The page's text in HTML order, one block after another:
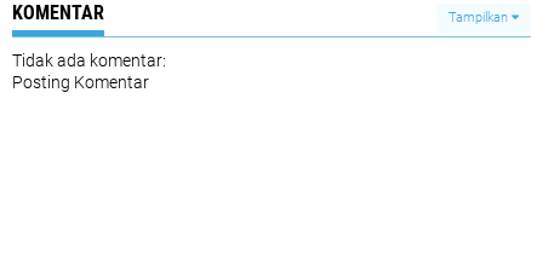
KOMENTAR Tampilkan
Tidak ada komentar:
Posting Komentar